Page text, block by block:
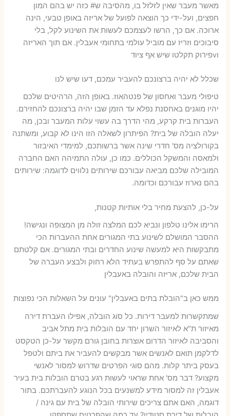
מאשר מעבר שאין לזלזל בו, מהסיבה ש# כזה יש בהם המון
חפצים, ועל-ידי כך הוצאה לפועל של אריזה באופן טבעי, הינה
ארוכה. אם כך, הרשו לעצמכם לעשות את השינוע לקל, בלי
סיבוכים וזריז עם מוביל עולמי בתחומי אעבלין. אם תוך האריזה
וvפירוק תקלטו שיש אף ציוד
שכלל לא יהיה ברצונכם להעביר עמכם, דעו שיש לנו
טיפולי מעבר ואחסון של פנטהאוז. באופן הזה, הרהיטים שלכם
יהיו מוגנים באחסנת נפלא עד הזמן שבו יהיה ברצונכם להחזירם.
העברות בית קרקע, מהי הדרך בה עשוי עלות המעבר ובכן, מה
יעלה הובלה של בית? הפיתרון לשאלה הזו הינו לא קבוע, ומשתנה
בקורולציה מס' חדרי שינה אשר ברשותכם, למימדי האיבזור
ולמאסה והמשקל הכוללים. כמו כן, עולה התמיהה האם החברה
המובילה שלכם מביאה עבורכם שירותים נלווים לדוגמה: שירותים
בהם נארוז עבורכם וכדומה.
על-כן, להצעת מחיר בלי אותיות קטנות,
הרימו אלינו טלפון ונביא לכם המלצה זולה מן המצופה ונגישה!
ההסבר המושלם לשינוע בתי המגורים אחת ההעברות הכי
מתבקשות היא למעשה שינוע החדרים ובתי המגורים. אם קלטתם
שאתם על סף להתפרש בעתיד הלא רחוק ולבצע העברה של
הבית שלכם, אריזה והובלה באעבלין
ממש כאן ב"הובלת בתים באעבלין" עונים על השאלות הכי נפוצות
שמתקשרות למעבר דירות. כל סוג הובלה, אפילו העברת דירה
מאיזור ת"א לאיזור השרון יחד עם הובלות בית מתל אביב
והסביבה לאיזור הדרום אוצרות בחובן גורם מקשר על-כן הטקסט
לדלקמן תואם לאנשים אשר מבקשים להעביר את ביתם ולטפל
בעסק ביתר קלות. מהם סוגי הפרטים שדרוש למסור לאנשי
מקצוע? דבר מס' אחת שראוי לעשות רגע בטרם הובלות בית בעיר
אעבלין זה למסור מידע למשנעים בכל הנוגע להעברתכם. בתור
דוגמה, האם אתם צריכים שירותי הובלה של בית עם גינה /